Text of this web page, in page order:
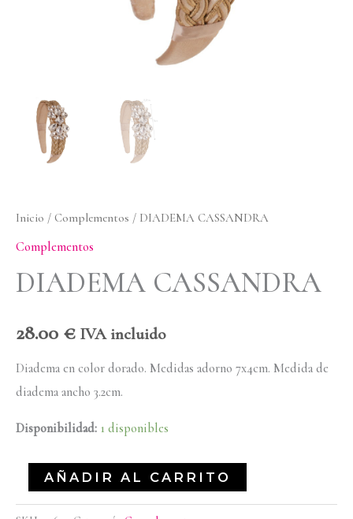
Inicio / Complementos / DIADEMA CASSANDRA
Complementos
DIADEMA CASSANDRA
28.00 € IVA incluido
Diadema en color dorado. Medidas adorno 7x4cm. Medida de
diadema ancho 3.2cm.
Disponibilidad: 1 disponibles
AÑADIR AL CARRITO